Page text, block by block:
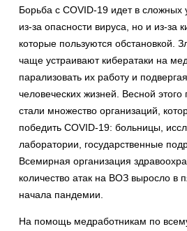
Борьба с COVID-19 идет в сложных
из-за опасности вируса, но и из-за
которые пользуются обстановкой.
чаще устраивают кибератаки на
парализовать их работу и
человеческих жизней. Весной
стали множество организаций,
победить COVID-19: больницы,
лаборатории, государственные
Всемирная организация
количество атак на ВОЗ выросло в
начала пандемии.
На помощь медработникам по